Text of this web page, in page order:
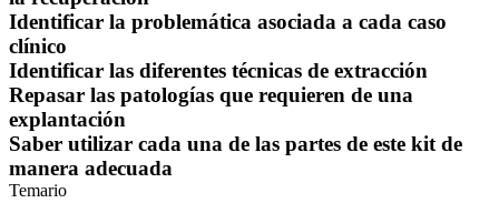
Identificar la problemática asociada a cada caso
clínico
Identificar las diferentes técnicas de extracción
Repasar las patologías que requieren de una
explantación
Saber utilizar cada una de las partes de este kit de
manera adecuada
Temario